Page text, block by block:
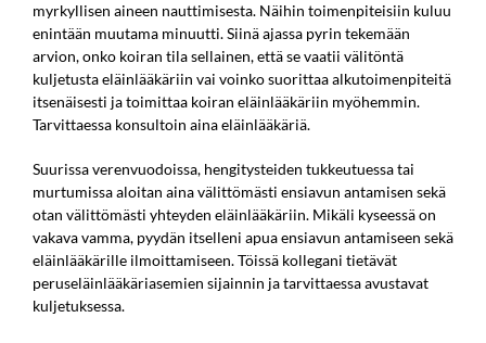
myrkyllisen aineen nauttimisesta. Näihin toimenpiteisiin kuluu
enintään muutama minuutti. Siinä ajassa pyrin tekemään
arvion, onko koiran tila sellainen, että se vaatii välitöntä
kuljetusta eläinlääkäriin vai voinko suorittaa alkutoimenpiteitä
itsenäisesti ja toimittaa koiran eläinlääkäriin myöhemmin.
Tarvittaessa konsultoin aina eläinlääkäriä.
Suurissa verenvuodoissa, hengitysteiden tukkeutuessa tai
murtumissa aloitan aina välittömästi ensiavun antamisen sekä
otan välittömästi yhteyden eläinlääkäriin. Mikäli kyseessä on
vakava vamma, pyydän itselleni apua ensiavun antamiseen sekä
eläinlääkärille ilmoittamiseen. Töissä kollegani tietävät
peruseläinlääkäriasemien sijainnin ja tarvittaessa avustavat
kuljetuksessa.